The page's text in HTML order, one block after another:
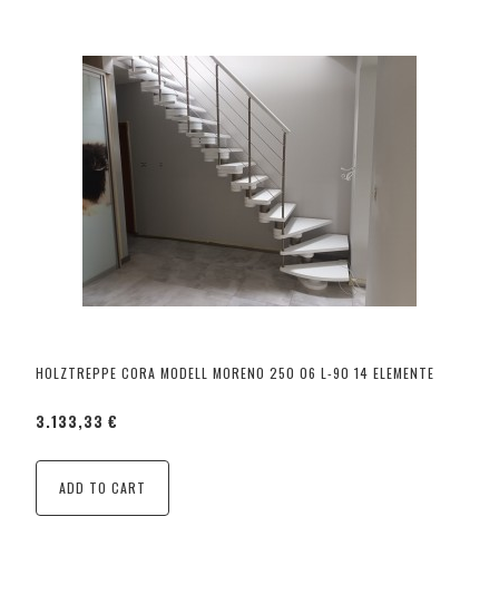
HOLZTREPPE CORA MODELL MORENO 250 06 L-90 14 ELEMENTE
3.133,33 €
ADD TO CART